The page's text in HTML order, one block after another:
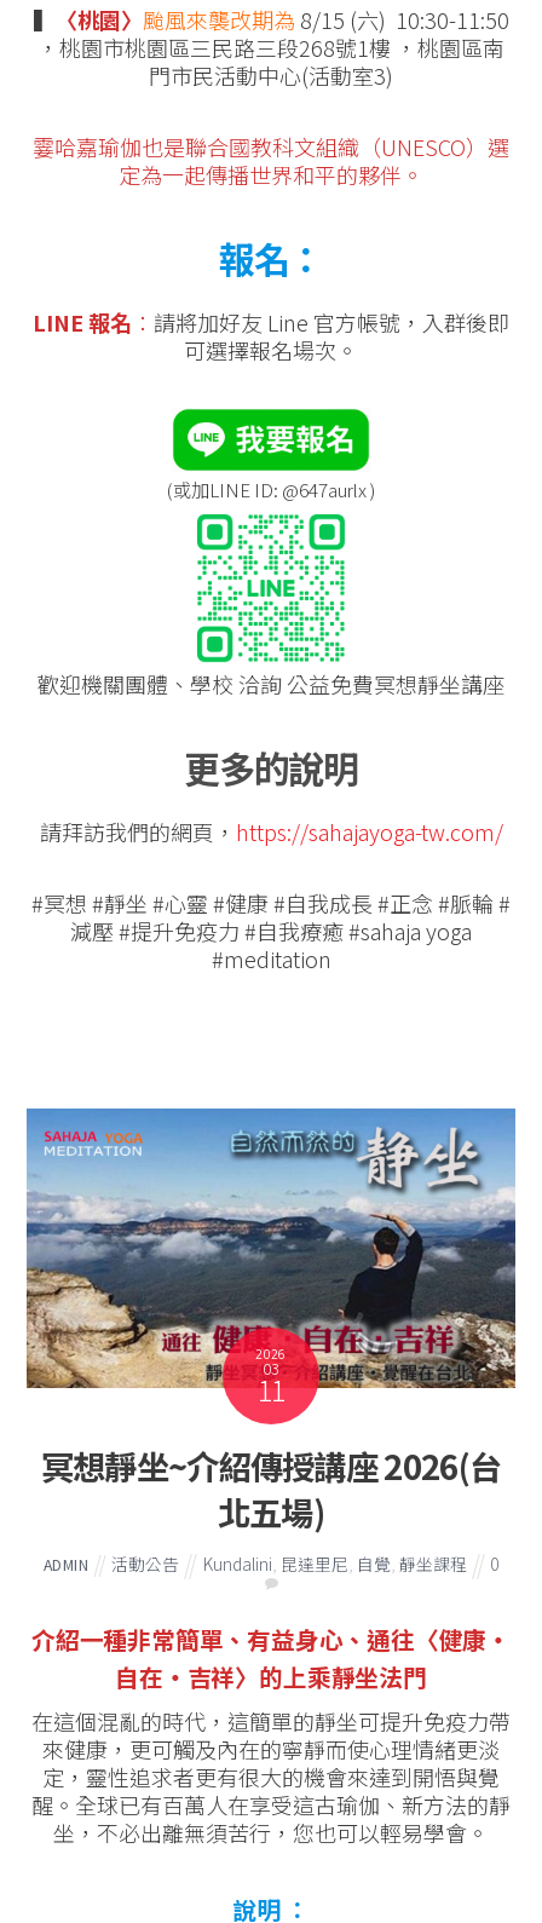
▍ 〈桃園〉 颱風來襲改期為 8/15 (六) 10:30-11:50
，桃園市桃園區三民路三段268號1樓 ，桃園區南
門市民活動中心(活動室3)
霎哈嘉瑜伽也是聯合國教科文組織（UNESCO）選
定為一起傳播世界和平的夥伴。
報名：
LINE 報名 ： 請將加好友 Line 官方帳號，入群後即
可選擇報名場次。
(或加LINE ID: @647aurlx )
歡迎機關團體、學校 洽詢 公益免費冥想靜坐講座
更多的說明
請拜訪我們的網頁， https://sahajayoga-tw.com/
#冥想 #靜坐 #心靈 #健康 #自我成長 #正念 #脈輪 #
減壓 #提升免疫力 #自我療癒 #sahaja yoga
#meditation
2026
03
11
冥想靜坐~介紹傳授講座 2026(台
北五場)
ADMIN 活動公告 Kundalini 昆達里尼 自覺 靜坐課程 0
介紹一種非常簡單、有益身心、通往〈健康‧
自在‧吉祥〉的上乘靜坐法門
在這個混亂的時代，這簡單的靜坐可提升免疫力帶
來健康，更可觸及內在的寧靜而使心理情緒更淡
定，靈性追求者更有很大的機會來達到開悟與覺
醒。全球已有百萬人在享受這古瑜伽、新方法的靜
坐，不必出離無須苦行，您也可以輕易學會。
說明 ：